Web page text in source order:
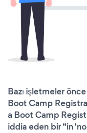
Bazı işletmeler
Boot Camp
a Boot Camp
iddia eden bir “in